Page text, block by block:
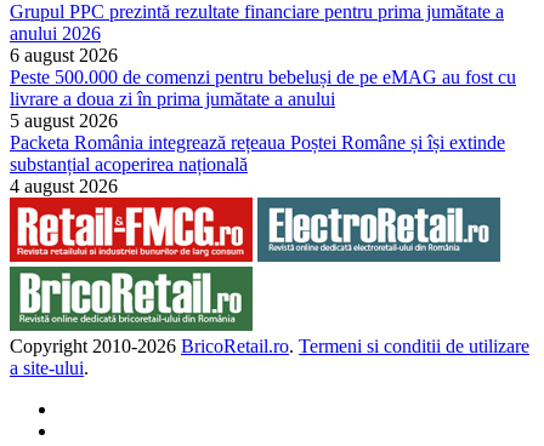
Grupul PPC prezintă rezultate financiare pentru prima jumătate a
anului 2026
6 august 2026
Peste 500.000 de comenzi pentru bebeluși de pe eMAG au fost cu
livrare a doua zi în prima jumătate a anului
5 august 2026
Packeta România integrează rețeaua Poștei Române și își extinde
substanțial acoperirea națională
4 august 2026
Copyright 2010-2026 BricoRetail.ro. Termeni si conditii de utilizare
a site-ului.